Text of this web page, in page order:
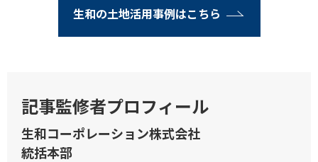
生和の土地活用事例はこちら
記事監修者プロフィール
生和コーポレーション株式会社
統括本部